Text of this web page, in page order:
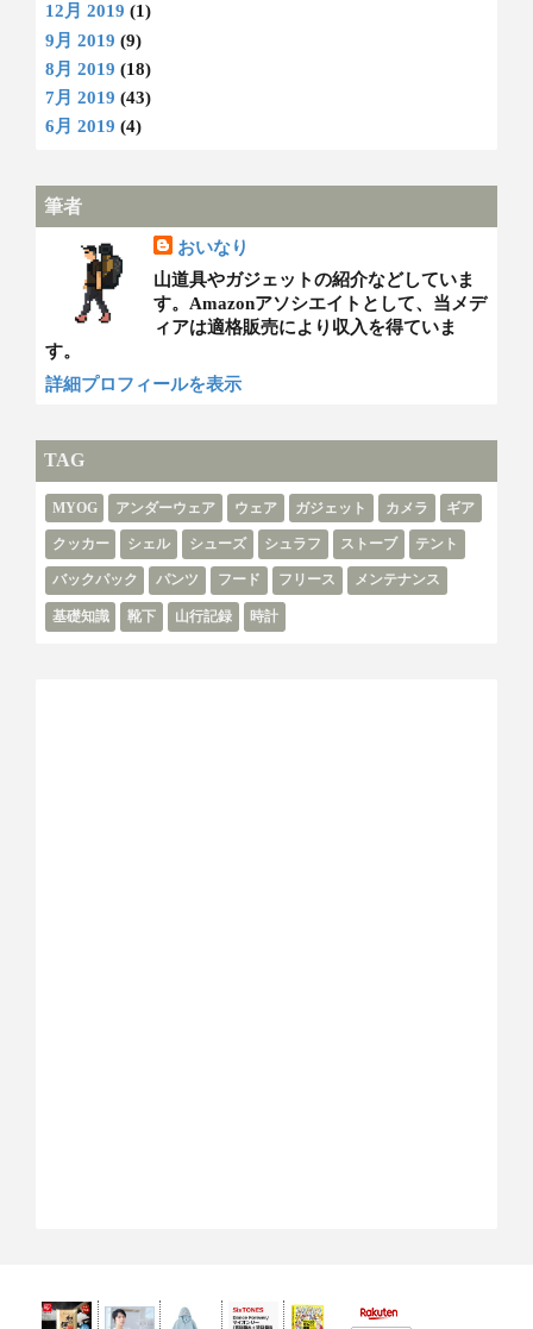
12月 2019 (1)
9月 2019 (9)
8月 2019 (18)
7月 2019 (43)
6月 2019 (4)
筆者
おいなり
山道具やガジェットの紹介などしていま
す。Amazonアソシエイトとして、当メデ
ィアは適格販売により収入を得ていま
す。
詳細プロフィールを表示
TAG
MYOG アンダーウェア ウェア ガジェット カメラ ギア
クッカー シェル シューズ シュラフ ストーブ テント
バックパック パンツ フード フリース メンテナンス
基礎知識 靴下 山行記録 時計